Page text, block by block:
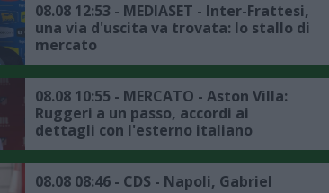
08.08 12:53 - MEDIASET - Inter-Frattesi,
una via d'uscita va trovata: lo stallo di
mercato
08.08 10:55 - MERCATO - Aston Villa:
Ruggeri a un passo, accordi ai
dettagli con l'esterno italiano
08.08 08:46 - CDS - Napoli, Gabriel